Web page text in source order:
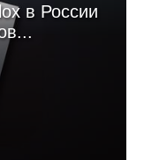
в России